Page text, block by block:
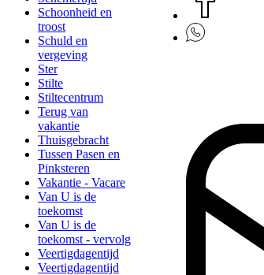
Schoonheid en
troost
Schuld en
vergeving
Ster
Stilte
Stiltecentrum
Terug van
vakantie
Thuisgebracht
Tussen Pasen en
Pinksteren
Vakantie - Vacare
Van U is de
toekomst
Van U is de
toekomst - vervolg
Veertigdagentijd
Veertigdagentijd